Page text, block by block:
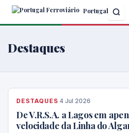
Skip
content
Portugal
Destaques
DESTAQUES·4 Jul 2026
De V.R.S.A. a Lagos em
velocidade da Linha do